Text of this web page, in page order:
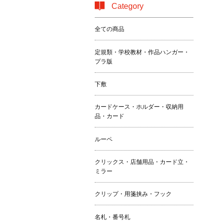
Category
全ての商品
定規類・学校教材・作品ハンガー・
プラ版
下敷
カードケース・ホルダー・収納用
品・カード
ルーペ
クリックス・店舗用品・カード立・
ミラー
クリップ・用箋挟み・フック
名札・番号札